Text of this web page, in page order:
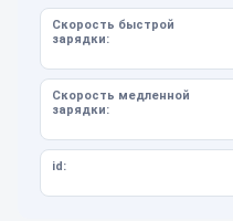
Скорость быстрой
зарядки:
Скорость медленной
зарядки:
id: